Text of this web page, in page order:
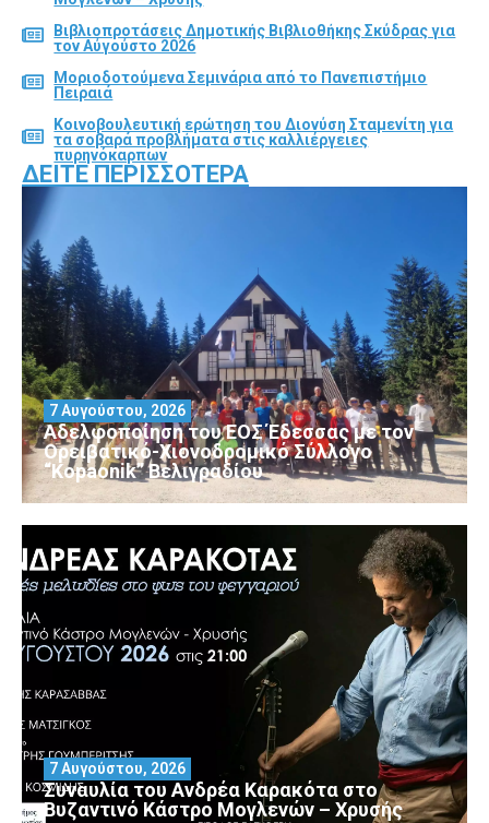
Βιβλιοπροτάσεις Δημοτικής Βιβλιοθήκης Σκύδρας για
τον Αύγούστο 2026
Μοριοδοτούμενα Σεμινάρια από το Πανεπιστήμιο
Πειραιά
Κοινοβουλευτική ερώτηση του Διονύση Σταμενίτη για
τα σοβαρά προβλήματα στις καλλιέργειες
πυρηνόκαρπων
ΔΕΊΤΕ ΠΕΡΙΣΣΌΤΕΡΑ
Αδελφοποίηση του ΕΟΣ Έδεσσας με τον
Ορειβατικό-Χιονοδρομικό Σύλλογο
“Kopaonik” Βελιγραδίου
7 Αυγούστου, 2026
Συναυλία του Ανδρέα Καρακότα στο
Βυζαντινό Κάστρο Μογλενών – Χρυσής
7 Αυγούστου, 2026